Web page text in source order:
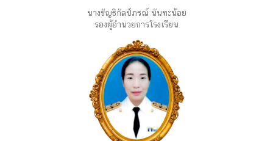
นางชัญธิกัลป์ภรณ์ นันทะน้อย
รองผู้อำนวยการโรงเรียน